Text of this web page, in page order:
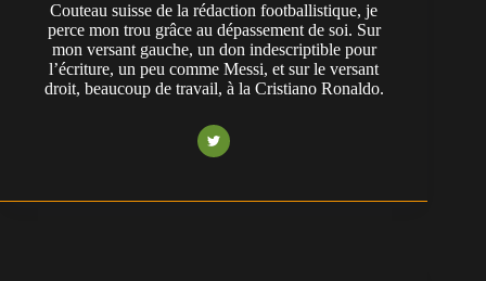
Couteau suisse de la rédaction footballistique, je
perce mon trou grâce au dépassement de soi. Sur
mon versant gauche, un don indescriptible pour
l’écriture, un peu comme Messi, et sur le versant
droit, beaucoup de travail, à la Cristiano Ronaldo.